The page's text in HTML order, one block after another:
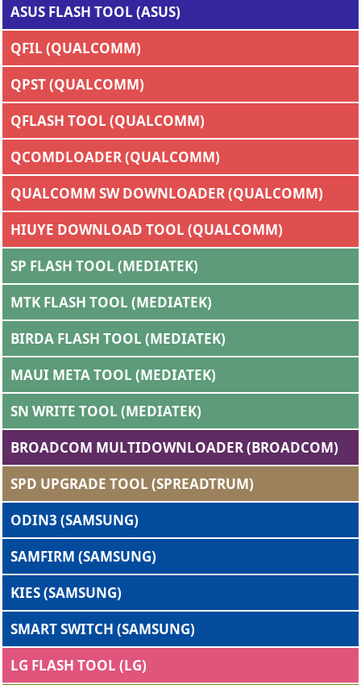
ASUS FLASH TOOL (ASUS)
QFIL (QUALCOMM)
QPST (QUALCOMM)
QFLASH TOOL (QUALCOMM)
QCOMDLOADER (QUALCOMM)
QUALCOMM SW DOWNLOADER (QUALCOMM)
HIUYE DOWNLOAD TOOL (QUALCOMM)
SP FLASH TOOL (MEDIATEK)
MTK FLASH TOOL (MEDIATEK)
BIRDA FLASH TOOL (MEDIATEK)
MAUI META TOOL (MEDIATEK)
SN WRITE TOOL (MEDIATEK)
BROADCOM MULTIDOWNLOADER (BROADCOM)
SPD UPGRADE TOOL (SPREADTRUM)
ODIN3 (SAMSUNG)
SAMFIRM (SAMSUNG)
KIES (SAMSUNG)
SMART SWITCH (SAMSUNG)
LG FLASH TOOL (LG)